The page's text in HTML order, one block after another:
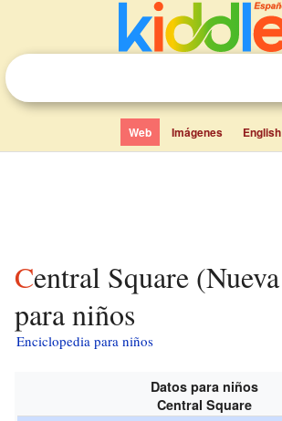
Web Imágenes English
Central Square (Nueva York)
para niños
Enciclopedia para niños
Datos para niños
Central Square